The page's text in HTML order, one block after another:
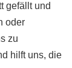
gefällt und
oder
zu
hilft uns, die